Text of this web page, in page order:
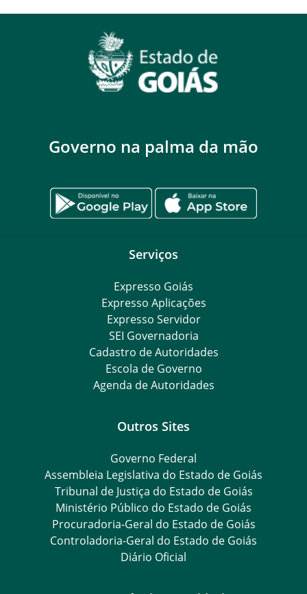
Governo na palma da mão
Serviços
Expresso Goiás
Expresso Aplicações
Expresso Servidor
SEI Governadoria
Cadastro de Autoridades
Escola de Governo
Agenda de Autoridades
Outros Sites
Governo Federal
Assembleia Legislativa do Estado de Goiás
Tribunal de Justiça do Estado de Goiás
Ministério Público do Estado de Goiás
Procuradoria-Geral do Estado de Goiás
Controladoria-Geral do Estado de Goiás
Diário Oficial